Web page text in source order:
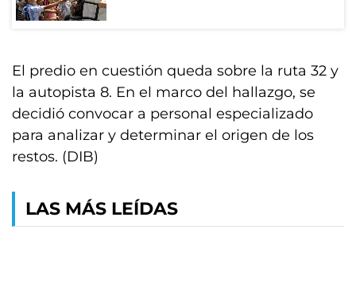
El predio en cuestión queda sobre la ruta 32 y
la autopista 8. En el marco del hallazgo, se
decidió convocar a personal especializado
para analizar y determinar el origen de los
restos. (DIB)
LAS MÁS LEÍDAS